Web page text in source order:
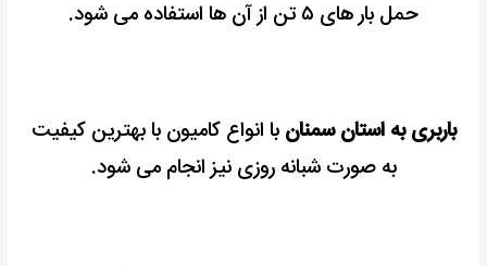
حمل بار های ۵ تن از آن ها استفاده می شود.
باربری به استان سمنان با انواع کامیون با بهترین کیفیت
به صورت شبانه روزی نیز انجام می شود.